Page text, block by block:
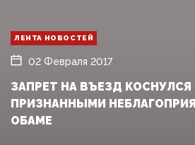
ЛЕНТА НОВОСТЕЙ
02 Февраля 2017
ЗАПРЕТ НА ВЪЕЗД КОСНУЛСЯ
ПРИЗНАННЫМИ
ОБАМЕ‍